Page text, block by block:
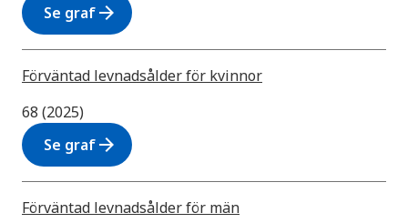
Se grafarrow_forward
Förväntad levnadsålder för kvinnor
68 (2025)
Se grafarrow_forward
Förväntad levnadsålder för män